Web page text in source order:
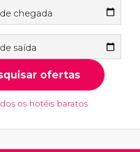
chegada
saída
ofertas
os hotéis baratos